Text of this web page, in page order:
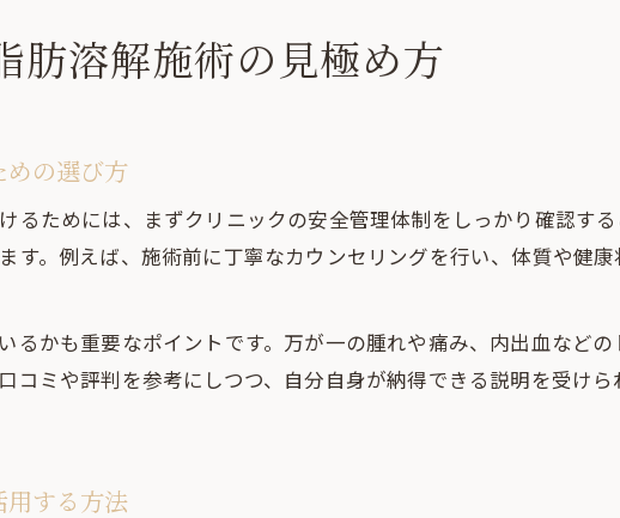
肪溶解施術の見極め方
めの選び方
るためには、まずクリニックの安全管理体制をしっかり確認す
す。例えば、施術前に丁寧なカウンセリングを行い、体質や健
るかも重要なポイントです。万が一の腫れや痛み、内出血など
コミや評判を参考にしつつ、自分自身が納得できる説明を受け
用する方法